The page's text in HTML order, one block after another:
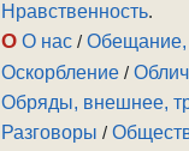
Нравственность.
О О нас /Обещание,
Оскорбление /
Обряды, внешнее,
Разговоры /